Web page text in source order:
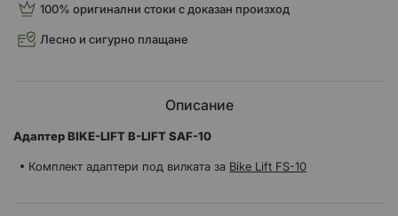
100% оригинални стоки с доказан произход
Лесно и сигурно плащане
Описание
Адаптер BIKE-LIFT B-LIFTSAF-10
Комплект адаптери под вилката за Bike Lift FS-10